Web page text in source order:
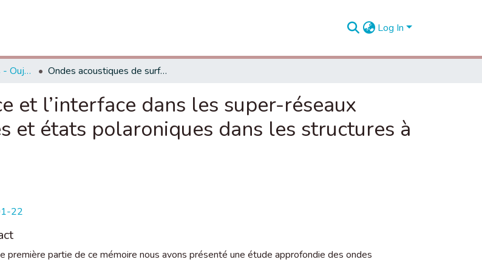
Log In
Faculté des Sciences - Oujda Ondes acoustiques de surface et l’interface dans les super-réseaux élastiques et piézoélectriques et états polaroniques dans les structures à basses dimensions
et l’interface dans les super-réseaux
et états polaroniques dans les structures à
22
première partie de ce mémoire nous avons présenté une étude approfondie des ondes